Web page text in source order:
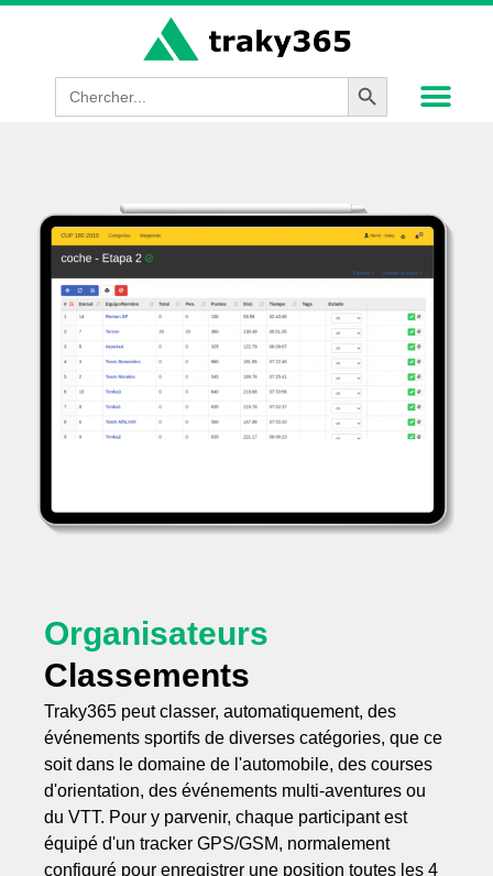
Search
for:
Search Button
Organisateurs
Classements
Traky365 peut classer, automatiquement, des
événements sportifs de diverses catégories, que ce
soit dans le domaine de l'automobile, des courses
d'orientation, des événements multi-aventures ou
du VTT. Pour y parvenir, chaque participant est
équipé d'un tracker GPS/GSM, normalement
configuré pour enregistrer une position toutes les 4